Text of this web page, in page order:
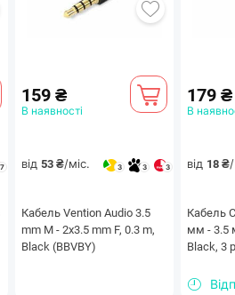
7
159 ₴
В наявності
від 53 ₴/міс. 3 3 3
Кабель Vention Audio 3.5
mm M - 2х3.5 mm F, 0.3 m,
Black (BBVBY)
179 ₴
В
від 18 ₴
Кабель
мм - 3.5
Black, 3